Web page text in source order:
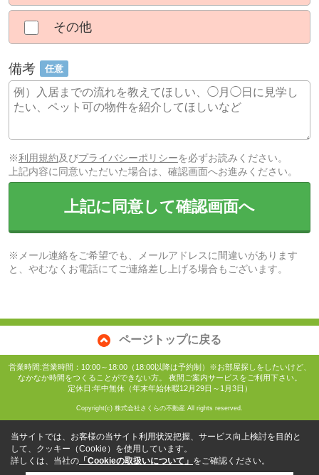
その他
備考 任意
※利用規約及びプライバシーポリシーを必ずお読みください。
上記内容に同意いただいた場合は、確認画面へお進みください。
上記に同意して確認画面へ
※メール連絡をご希望でも、メールアドレスに間違いがあります
と、やむなくお電話にてご連絡差し上げる場合もございます。
ページトップに戻る
営業時間:営業時間：10:00～18:00（18:00以降は予約制）※お部屋探しをしたいけど、
なかなか時間をつくることができない方。 夜間ご案内サービスをご利用下さい。
定休日:年中無休（年末年始休暇12月29日～1月3日）
Copyright(c) 株式会社さくらの不動産 All rights reserved.
当サイトでは、お客様の当サイト利用状況把握、サービス向上検討を目的と
して、クッキー（Cookie）を使用しています。
詳しくは、当社の 「Cookieの取扱いについて」 をご確認ください。